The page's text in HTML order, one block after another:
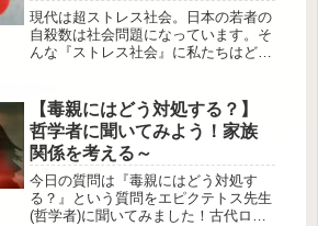
現代は超ストレス社会。日本の若者の
自殺数は社会問題になっています。そ
んな『ストレス社会』に私たちはどの
哲学の知識を用いて答えます！
【毒親にはどう対処する？】
哲学者に聞いてみよう！家族
関係を考える～
今日の質問は『毒親にはどう対処す
る？』という質問をエピクテトス先生
(哲学者)に聞いてみました！古代ロー